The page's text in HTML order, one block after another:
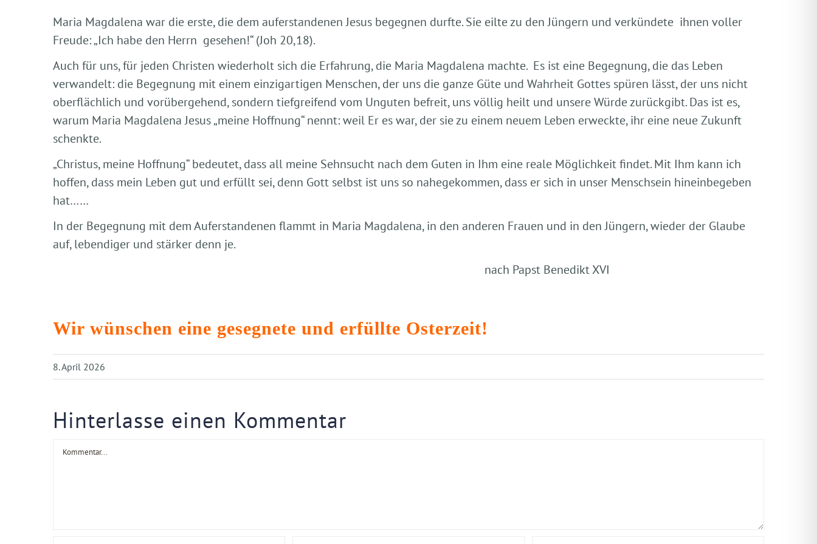
Maria Magdalena war die erste, die dem auferstandenen Jesus begegnen durfte. Sie eilte zu den Jüngern und verkündete ihnen voller
Freude: „Ich habe den Herrn gesehen!“ (Joh 20,18).
Auch für uns, für jeden Christen wiederholt sich die Erfahrung, die Maria Magdalena machte. Es ist eine Begegnung, die das Leben
verwandelt: die Begegnung mit einem einzigartigen Menschen, der uns die ganze Güte und Wahrheit Gottes spüren lässt, der uns nicht
oberflächlich und vorübergehend, sondern tiefgreifend vom Unguten befreit, uns völlig heilt und unsere Würde zurückgibt. Das ist es,
warum Maria Magdalena Jesus „meine Hoffnung“ nennt: weil Er es war, der sie zu einem neuem Leben erweckte, ihr eine neue Zukunft
schenkte.
„Christus, meine Hoffnung“ bedeutet, dass all meine Sehnsucht nach dem Guten in Ihm eine reale Möglichkeit findet. Mit Ihm kann ich
hoffen, dass mein Leben gut und erfüllt sei, denn Gott selbst ist uns so nahegekommen, dass er sich in unser Menschsein hineinbegeben
hat……
In der Begegnung mit dem Auferstandenen flammt in Maria Magdalena, in den anderen Frauen und in den Jüngern, wieder der Glaube
auf, lebendiger und stärker denn je.
nach Papst Benedikt XVI
Wir wünschen eine gesegnete und erfüllte Osterzeit!
8. April 2026
Hinterlasse einen Kommentar
Kommentar